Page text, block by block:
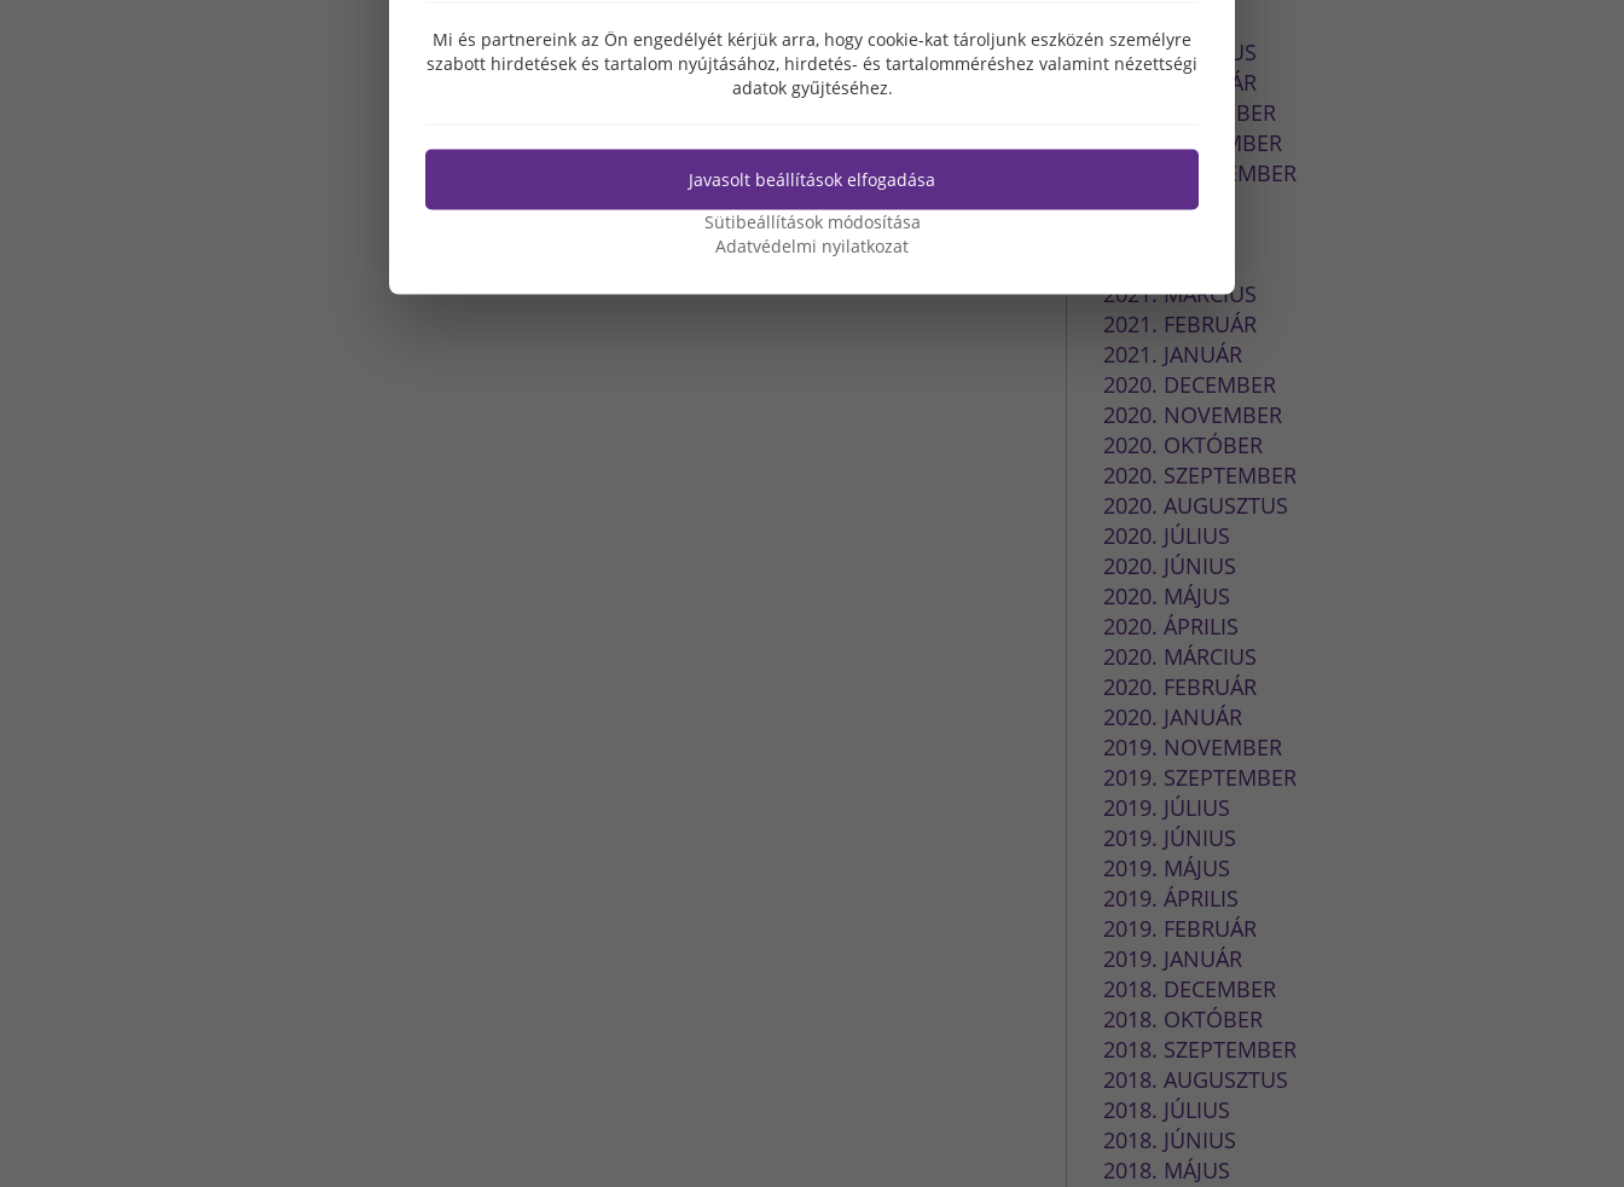
2022. MÁRCIUS
2022. FEBRUÁR
2021. DECEMBER
2021. NOVEMBER
2021. SZEPTEMBER
2021. JÚLIUS
2021. MÁRCIUS
2021. FEBRUÁR
2021. JANUÁR
2020. DECEMBER
2020. NOVEMBER
2020. OKTÓBER
2020. SZEPTEMBER
2020. AUGUSZTUS
2020. JÚLIUS
2020. JÚNIUS
2020. MÁJUS
2020. ÁPRILIS
2020. MÁRCIUS
2020. FEBRUÁR
2020. JANUÁR
2019. NOVEMBER
2019. SZEPTEMBER
2019. JÚLIUS
2019. JÚNIUS
2019. MÁJUS
2019. ÁPRILIS
2019. FEBRUÁR
2019. JANUÁR
2018. DECEMBER
2018. OKTÓBER
2018. SZEPTEMBER
2018. AUGUSZTUS
2018. JÚLIUS
2018. JÚNIUS
2018. MÁJUS
Mi és partnereink az Ön engedélyét kérjük arra, hogy cookie-kat tároljunk eszközén személyre
szabott hirdetések és tartalom nyújtásához, hirdetés- és tartalomméréshez valamint nézettségi
adatok gyűjtéséhez.
Javasolt beállítások elfogadása
Sütibeállítások módosítása
Adatvédelmi nyilatkozat